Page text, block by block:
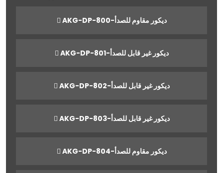
AKG-DP-800-ديكور مقاوم للصدأ
AKG-DP-801-ديكور غير قابل للصدأ
AKG-DP-802-ديكور غير قابل للصدأ
AKG-DP-803-ديكور غير قابل للصدأ
AKG-DP-804-ديكور مقاوم للصدأ